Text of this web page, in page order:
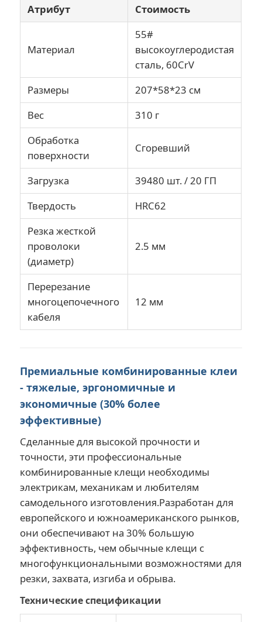
контактные данные
Новости
Отправить запрос
Плоскогубцы комбинации
Длинные плоскогубцы носа
Клейки для резки боков
КОНЕЦ РЕЖА ПЛОСКОГУБЦЫ
Многофункциональные клеи
Стрипперы
Комбинированные ножницы
Стриппер из оптических волокон
гофрируя плоскогубцы
Атрибут Стоимость
Материал
55#
высокоуглеродистая
сталь, 60CrV
Размеры
207*58*23 см
Вес
310 г
Обработка
поверхности
Сгоревший
Загрузка
39480 шт. / 20 ГП
Твердость
HRC62
Резка жесткой
проволоки
(диаметр)
2.5 мм
Перерезание
многоцепочечного
кабеля
12 мм
Премиальные комбинированные клеи
- тяжелые, эргономичные и
экономичные (30% более
эффективные)
Сделанные для высокой прочности и
точности, эти профессиональные
комбинированные клещи необходимы
электрикам, механикам и любителям
самодельного изготовления.Разработан для
европейского и южноамериканского рынков,
они обеспечивают на 30% большую
эффективность, чем обычные клещи с
многофункциональными возможностями для
резки, захвата, изгиба и обрыва.
Технические спецификации